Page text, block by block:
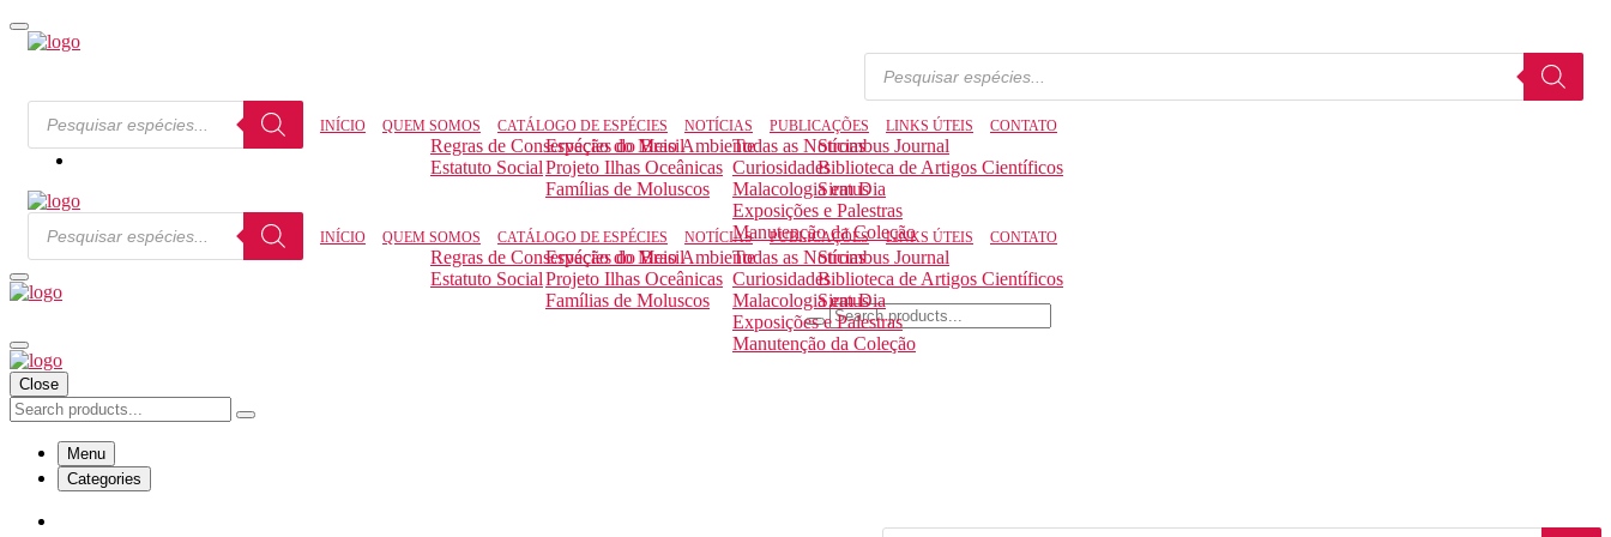
INÍCIO QUEM SOMOS
Regras de Conservação do Meio Ambiente
Estatuto Social
CATÁLOGO DE ESPÉCIES
Espécies do Brasil
Projeto Ilhas Oceânicas
Famílias de Moluscos
NOTÍCIAS
Todas as Notícias
Curiosidades
Malacologia em Dia
Exposições e Palestras
Manutenção da Coleção
PUBLICAÇÕES
Strombus Journal
Biblioteca de Artigos Científicos
Siratus
LINKS ÚTEIS CONTATO
INÍCIO QUEM SOMOS
Regras de Conservação do Meio Ambiente
Estatuto Social
CATÁLOGO DE ESPÉCIES
Espécies do Brasil
Projeto Ilhas Oceânicas
Famílias de Moluscos
NOTÍCIAS
Todas as Notícias
Curiosidades
Malacologia em Dia
Exposições e Palestras
Manutenção da Coleção
PUBLICAÇÕES
Strombus Journal
Biblioteca de Artigos Científicos
Siratus
LINKS ÚTEIS CONTATO
Close
Menu
Categories